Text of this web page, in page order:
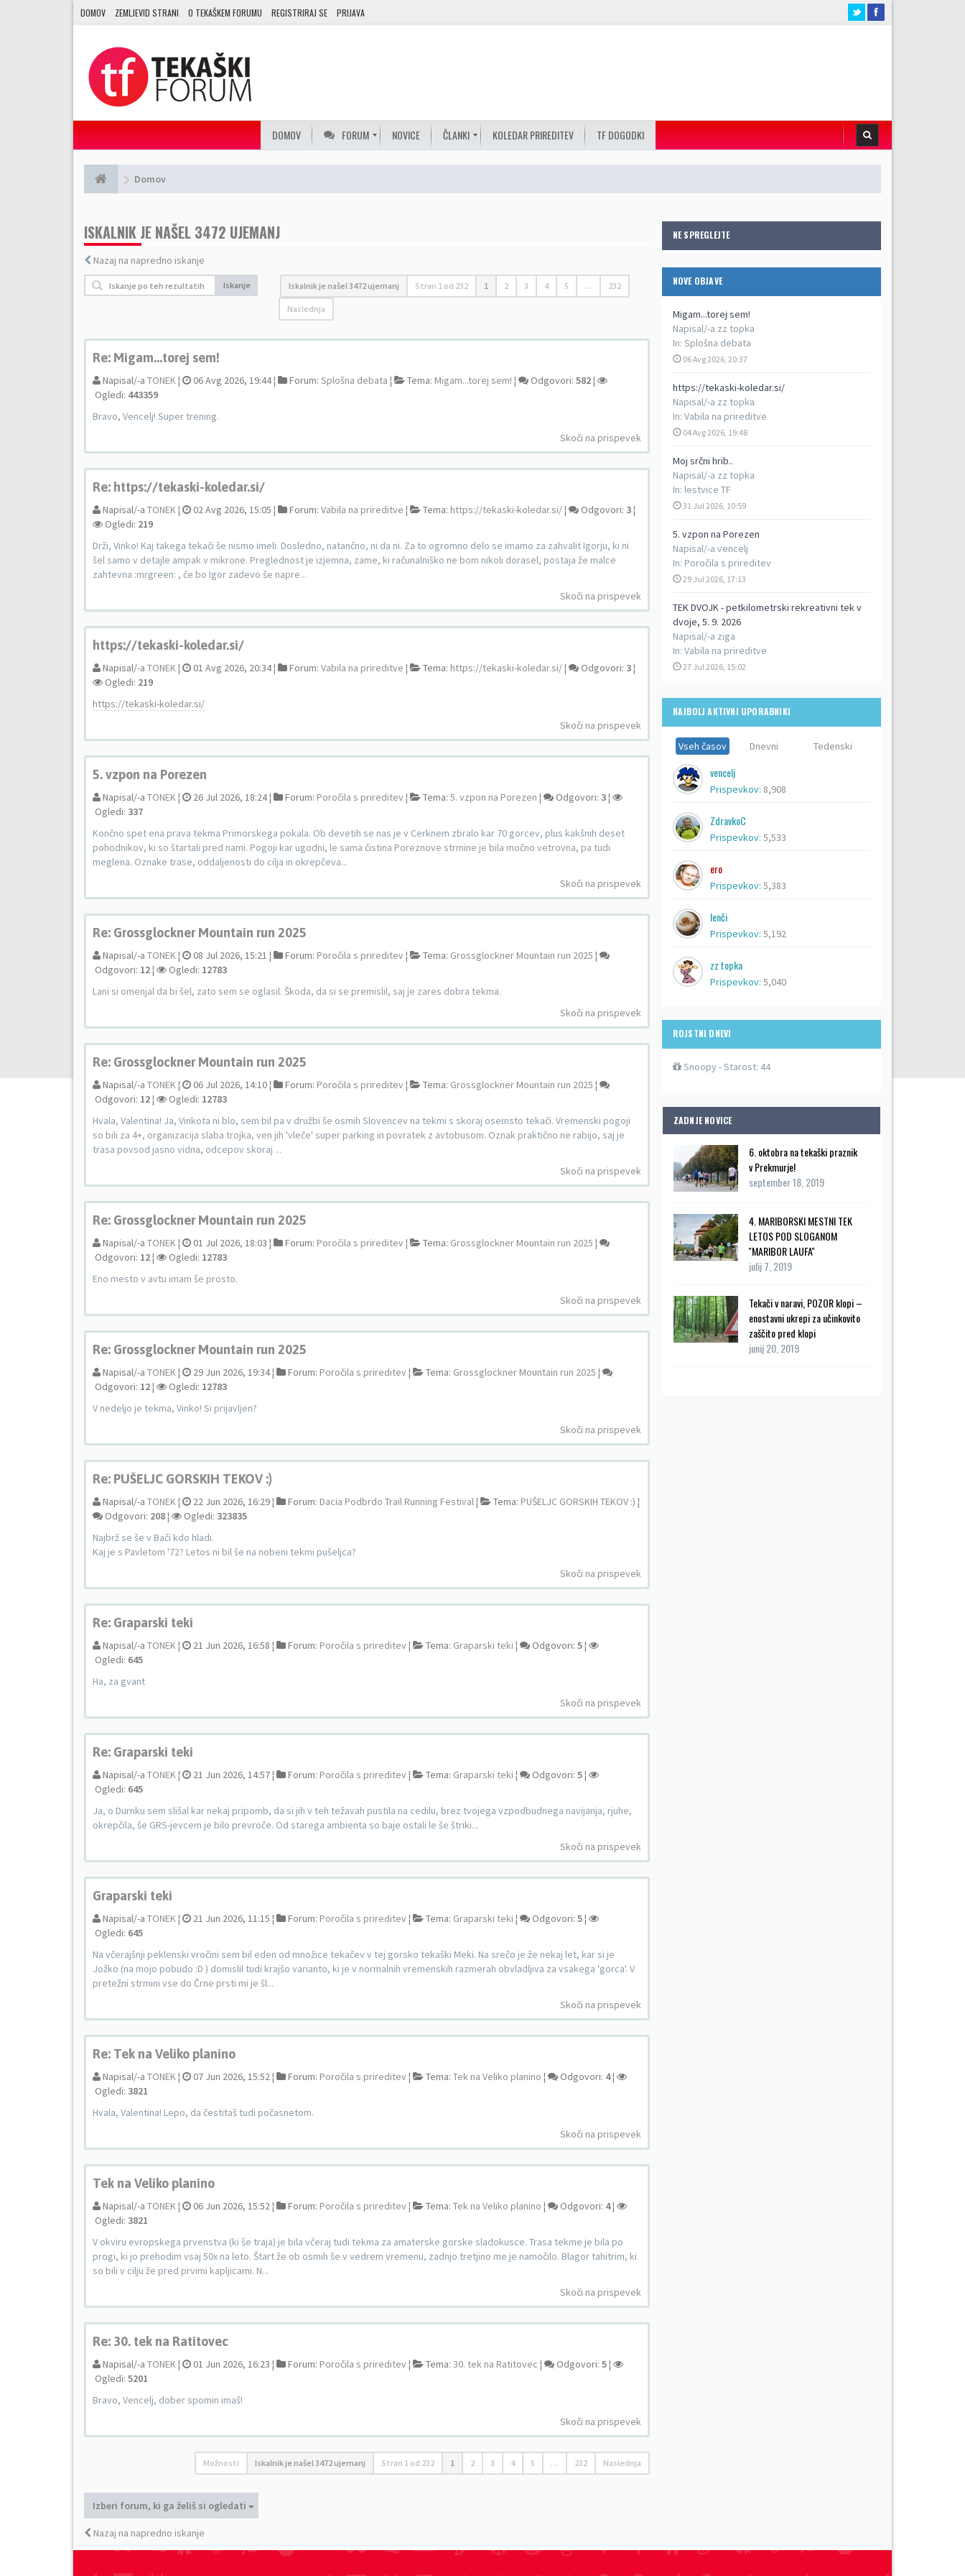
DOMOV ZEMLJEVID STRANI O TEKAŠKEM FORUMU REGISTRIRAJ SE PRIJAVA
DOMOV FORUM NOVICE ČLANKI KOLEDAR PRIREDITEV TF DOGODKI
Domov
NE SPREGLEJTE
NOVE OBJAVE
Migam...torej sem!
Napisal/-a zz topka
In: Splošna debata
06 Avg 2026, 20:37
https://tekaski-koledar.si/
Napisal/-a zz topka
In: Vabila na prireditve
04 Avg 2026, 19:48
Moj srčni hrib..
Napisal/-a zz topka
In: lestvice TF
31 Jul 2026, 10:59
5. vzpon na Porezen
Napisal/-a vencelj
In: Poročila s prireditev
29 Jul 2026, 17:13
TEK DVOJK - petkilometrski rekreativni tek v
dvoje, 5. 9. 2026
Napisal/-a ziga
In: Vabila na prireditve
27 Jul 2026, 15:02
NAJBOLJ AKTIVNI UPORABNIKI
Vseh časov Dnevni Tedenski
vencelj
Prispevkov: 8,908
ZdravkoC
Prispevkov: 5,533
ero
Prispevkov: 5,383
lenči
Prispevkov: 5,192
zz topka
Prispevkov: 5,040
ROJSTNI DNEVI
Snoopy - Starost: 44
ZADNJE NOVICE
6. oktobra na tekaški praznik
v Prekmurje!
september 18, 2019
4. MARIBORSKI MESTNI TEK
LETOS POD SLOGANOM
''MARIBOR LAUFA''
julij 7, 2019
Tekači v naravi, POZOR klopi –
enostavni ukrepi za učinkovito
zaščito pred klopi
junij 20, 2019
ISKALNIK JE NAŠEL 3472 UJEMANJ
Nazaj na napredno iskanje
Iskanje Iskalnik je našel 3472 ujemanj Stran 1od 232 1 2 3 4 5 … 232
Naslednja
Re: Migam...torej sem!
Napisal/-a TONEK¦ 06 Avg 2026, 19:44 ¦ Forum: Splošna debata ¦ Tema: Migam...torej sem! ¦ Odgovori: 582¦
Ogledi: 443359
Bravo, Vencelj! Super trening.
Skoči na prispevek
Re: https://tekaski-koledar.si/
Napisal/-a TONEK¦ 02 Avg 2026, 15:05 ¦ Forum: Vabila na prireditve ¦ Tema: https://tekaski-koledar.si/¦ Odgovori: 3¦
Ogledi: 219
Drži, Vinko! Kaj takega tekači še nismo imeli. Dosledno, natančno, ni da ni. Za to ogromno delo se imamo za zahvalit Igorju, ki ni
šel samo v detajle ampak v mikrone. Preglednost je izjemna, zame, ki računalniško ne bom nikoli dorasel, postaja že malce
zahtevna :mrgreen: , če bo Igor zadevo še napre...
Skoči na prispevek
https://tekaski-koledar.si/
Napisal/-a TONEK¦ 01 Avg 2026, 20:34 ¦ Forum: Vabila na prireditve ¦ Tema: https://tekaski-koledar.si/¦ Odgovori: 3¦
Ogledi: 219
https://tekaski-koledar.si/
Skoči na prispevek
5. vzpon na Porezen
Napisal/-a TONEK¦ 26 Jul 2026, 18:24 ¦ Forum: Poročila s prireditev ¦ Tema: 5. vzpon na Porezen ¦ Odgovori: 3¦
Ogledi: 337
Končno spet ena prava tekma Primorskega pokala. Ob devetih se nas je v Cerknem zbralo kar 70 gorcev, plus kakšnih deset
pohodnikov, ki so štartali pred nami. Pogoji kar ugodni, le sama čistina Poreznove strmine je bila močno vetrovna, pa tudi
meglena. Oznake trase, oddaljenosti do cilja in okrepčeva...
Skoči na prispevek
Re: Grossglockner Mountain run 2025
Napisal/-a TONEK¦ 08 Jul 2026, 15:21 ¦ Forum: Poročila s prireditev ¦ Tema: Grossglockner Mountain run 2025 ¦
Odgovori: 12¦ Ogledi: 12783
Lani si omenjal da bi šel, zato sem se oglasil. Škoda, da si se premislil, saj je zares dobra tekma.
Skoči na prispevek
Re: Grossglockner Mountain run 2025
Napisal/-a TONEK¦ 06 Jul 2026, 14:10 ¦ Forum: Poročila s prireditev ¦ Tema: Grossglockner Mountain run 2025 ¦
Odgovori: 12¦ Ogledi: 12783
Hvala, Valentina! Ja, Vinkota ni blo, sem bil pa v družbi še osmih Slovencev na tekmi s skoraj osemsto tekači. Vremenski pogoji
so bili za 4+, organizacija slaba trojka, ven jih 'vleče' super parking in povratek z avtobusom. Oznak praktično ne rabijo, saj je
trasa povsod jasno vidna, odcepov skoraj ...
Skoči na prispevek
Re: Grossglockner Mountain run 2025
Napisal/-a TONEK¦ 01 Jul 2026, 18:03 ¦ Forum: Poročila s prireditev ¦ Tema: Grossglockner Mountain run 2025 ¦
Odgovori: 12¦ Ogledi: 12783
Eno mesto v avtu imam še prosto.
Skoči na prispevek
Re: Grossglockner Mountain run 2025
Napisal/-a TONEK¦ 29 Jun 2026, 19:34 ¦ Forum: Poročila s prireditev ¦ Tema: Grossglockner Mountain run 2025 ¦
Odgovori: 12¦ Ogledi: 12783
V nedeljo je tekma, Vinko! Si prijavljen?
Skoči na prispevek
Re: PUŠELJC GORSKIH TEKOV :)
Napisal/-a TONEK¦ 22 Jun 2026, 16:29 ¦ Forum: Dacia Podbrdo Trail Running Festival¦ Tema: PUŠELJC GORSKIH TEKOV :) ¦
Odgovori: 208¦ Ogledi: 323835
Najbrž se še v Bači kdo hladi.
Kaj je s Pavletom '72? Letos ni bil še na nobeni tekmi pušeljca?
Skoči na prispevek
Re: Graparski teki
Napisal/-a TONEK¦ 21 Jun 2026, 16:58 ¦ Forum: Poročila s prireditev ¦ Tema: Graparski teki ¦ Odgovori: 5¦
Ogledi: 645
Ha, za gvant
Skoči na prispevek
Re: Graparski teki
Napisal/-a TONEK¦ 21 Jun 2026, 14:57 ¦ Forum: Poročila s prireditev ¦ Tema: Graparski teki ¦ Odgovori: 5¦
Ogledi: 645
Ja, o Durnku sem slišal kar nekaj pripomb, da si jih v teh težavah pustila na cedilu, brez tvojega vzpodbudnega navijanja, rjuhe,
okrepčila, še GRS-jevcem je bilo prevroče. Od starega ambienta so baje ostali le še štriki...
Skoči na prispevek
Graparski teki
Napisal/-a TONEK¦ 21 Jun 2026, 11:15 ¦ Forum: Poročila s prireditev ¦ Tema: Graparski teki ¦ Odgovori: 5¦
Ogledi: 645
Na včerajšnji peklenski vročini sem bil eden od množice tekačev v tej gorsko tekaški Meki. Na srečo je že nekaj let, kar si je
Jožko (na mojo pobudo :D ) domislil tudi krajšo varianto, ki je v normalnih vremenskih razmerah obvladljiva za vsakega 'gorca'. V
pretežni strmini vse do Črne prsti mi je šl...
Skoči na prispevek
Re: Tek na Veliko planino
Napisal/-a TONEK¦ 07 Jun 2026, 15:52 ¦ Forum: Poročila s prireditev ¦ Tema: Tek na Veliko planino ¦ Odgovori: 4¦
Ogledi: 3821
Hvala, Valentina! Lepo, da čestitaš tudi počasnetom.
Skoči na prispevek
Tek na Veliko planino
Napisal/-a TONEK¦ 06 Jun 2026, 15:52 ¦ Forum: Poročila s prireditev ¦ Tema: Tek na Veliko planino ¦ Odgovori: 4¦
Ogledi: 3821
V okviru evropskega prvenstva (ki še traja) je bila včeraj tudi tekma za amaterske gorske sladokusce. Trasa tekme je bila po
progi, ki jo prehodim vsaj 50x na leto. Štart že ob osmih še v vedrem vremenu, zadnjo tretjino me je namočilo. Blagor tahitrim, ki
so bili v cilju že pred prvimi kapljicami. N...
Skoči na prispevek
Re: 30. tek na Ratitovec
Napisal/-a TONEK¦ 01 Jun 2026, 16:23 ¦ Forum: Poročila s prireditev ¦ Tema: 30. tek na Ratitovec ¦ Odgovori: 5¦
Ogledi: 5201
Bravo, Vencelj, dober spomin imaš!
Skoči na prispevek
Možnosti Iskalnik je našel 3472 ujemanj Stran 1 od 232 1 2 3 4 5 … 232 Naslednja
Izberi forum, ki ga želiš si ogledati
Nazaj na napredno iskanje